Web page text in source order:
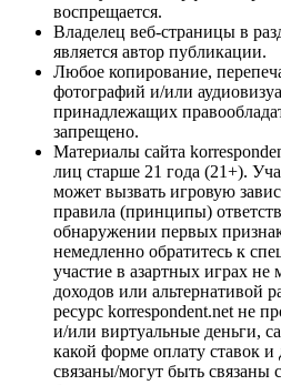
воспрещается.
Владелец веб-страницы в
является автор публикации.
Любое копирование,
фотографий и/или
принадлежащих
запрещено.
Материалы сайта
лиц старше 21 года (21+).
может вызвать игровую
правила (принципы)
обнаружении первых
немедленно обратитесь к
участие в азартных играх не
доходов или альтернативой
ресурс korrespondent.net не
и/или виртуальные деньги,
какой форме оплату ставок
связаны/могут быть связаны